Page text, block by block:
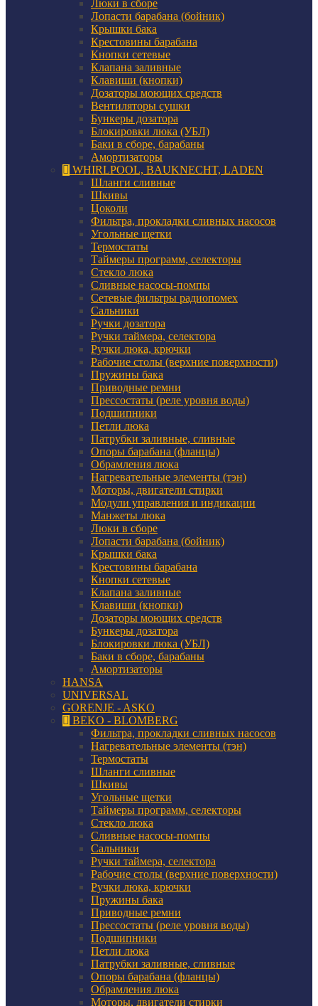
Люки в сборе
Лопасти барабана (бойник)
Крышки бака
Крестовины барабана
Кнопки сетевые
Клапана заливные
Клавиши (кнопки)
Дозаторы моющих средств
Вентиляторы сушки
Бункеры дозатора
Блокировки люка (УБЛ)
Баки в сборе, барабаны
Амортизаторы
WHIRLPOOL, BAUKNECHT, LADEN
Шланги сливные
Шкивы
Цоколи
Фильтра, прокладки сливных насосов
Угольные щетки
Термостаты
Таймеры программ, селекторы
Стекло люка
Сливные насосы-помпы
Сетевые фильтры радиопомех
Сальники
Ручки дозатора
Ручки таймера, селектора
Ручки люка, крючки
Рабочие столы (верхние поверхности)
Пружины бака
Приводные ремни
Прессостаты (реле уровня воды)
Подшипники
Петли люка
Патрубки заливные, сливные
Опоры барабана (фланцы)
Обрамления люка
Нагревательные элементы (тэн)
Моторы, двигатели стирки
Модули управления и индикации
Манжеты люка
Люки в сборе
Лопасти барабана (бойник)
Крышки бака
Крестовины барабана
Кнопки сетевые
Клапана заливные
Клавиши (кнопки)
Дозаторы моющих средств
Бункеры дозатора
Блокировки люка (УБЛ)
Баки в сборе, барабаны
Амортизаторы
HANSA
UNIVERSAL
GORENJE - ASKO
BEKO - BLOMBERG
Фильтра, прокладки сливных насосов
Нагревательные элементы (тэн)
Термостаты
Шланги сливные
Шкивы
Угольные щетки
Таймеры программ, селекторы
Стекло люка
Сливные насосы-помпы
Сальники
Ручки таймера, селектора
Рабочие столы (верхние поверхности)
Ручки люка, крючки
Пружины бака
Приводные ремни
Прессостаты (реле уровня воды)
Подшипники
Петли люка
Патрубки заливные, сливные
Опоры барабана (фланцы)
Обрамления люка
Моторы, двигатели стирки